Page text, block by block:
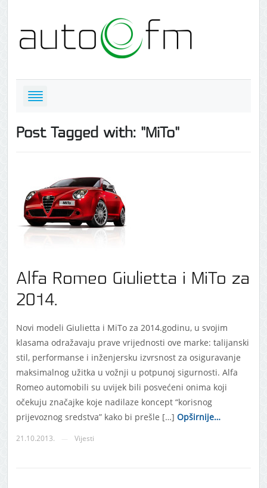
Post Tagged with: "MiTo"
Alfa Romeo Giulietta i MiTo za
2014.
Novi modeli Giulietta i MiTo za 2014.godinu, u svojim
klasama odražavaju prave vrijednosti ove marke: talijanski
stil, performanse i inženjersku izvrsnost za osiguravanje
maksimalnog užitka u vožnji u potpunoj sigurnosti. Alfa
Romeo automobili su uvijek bili posvećeni onima koji
očekuju značajke koje nadilaze koncept “korisnog
prijevoznog sredstva” kako bi prešle […] Opširnije…
21.10.2013. Vijesti